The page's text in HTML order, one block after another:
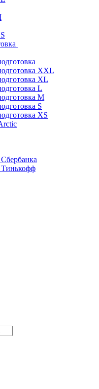
XXL
XL
L
M
S
XS
Тинькофф